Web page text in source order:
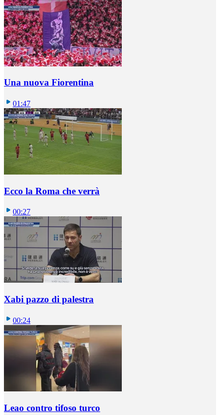
Una nuova Fiorentina
01:47
Ecco la Roma che verrà
00:27
Xabi pazzo di palestra
00:24
Leao contro tifoso turco